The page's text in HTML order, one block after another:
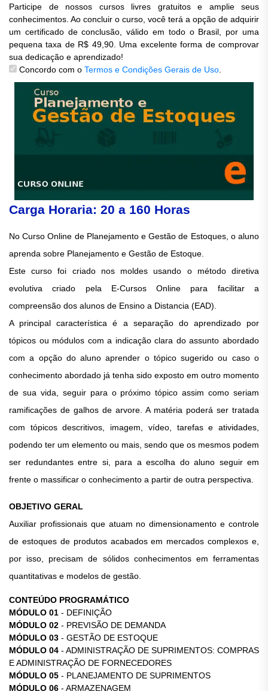
Participe de nossos cursos livres gratuitos e amplie seus
conhecimentos. Ao concluir o curso, você terá a opção de adquirir
um certificado de conclusão, válido em todo o Brasil, por uma
pequena taxa de R$ 49,90. Uma excelente forma de comprovar
sua dedicação e aprendizado!
Concordo com o Termos e Condições Gerais de Uso
Carga Horaria: 20 a 160 Horas
No Curso Online de Planejamento e Gestão de Estoques, o aluno
aprenda sobre Planejamento e Gestão de Estoque.
Este curso foi criado nos moldes usando o método diretiva
evolutiva criado pela E-Cursos Online para facilitar a
compreensão dos alunos de Ensino a Distancia (EAD).
A principal característica é a separação do aprendizado por
tópicos ou módulos com a indicação clara do assunto abordado
com a opção do aluno aprender o tópico sugerido ou caso o
conhecimento abordado já tenha sido exposto em outro momento
de sua vida, seguir para o próximo tópico assim como seriam
ramificações de galhos de arvore. A matéria poderá ser tratada
com tópicos descritivos, imagem, vídeo, tarefas e atividades,
podendo ter um elemento ou mais, sendo que os mesmos podem
ser redundantes entre si, para a escolha do aluno seguir em
frente o massificar o conhecimento a partir de outra perspectiva.
OBJETIVO GERAL
Auxiliar profissionais que atuam no dimensionamento e controle
de estoques de produtos acabados em mercados complexos e,
por isso, precisam de sólidos conhecimentos em ferramentas
quantitativas e modelos de gestão.
CONTEÚDO PROGRAMÁTICO
MÓDULO 01 - DEFINIÇÃO
MÓDULO 02 - PREVISÃO DE DEMANDA
MÓDULO 03 - GESTÃO DE ESTOQUE
MÓDULO 04 - ADMINISTRAÇÃO DE SUPRIMENTOS: COMPRAS
E ADMINISTRAÇÃO DE FORNECEDORES
MÓDULO 05 - PLANEJAMENTO DE SUPRIMENTOS
MÓDULO 06 - ARMAZENAGEM